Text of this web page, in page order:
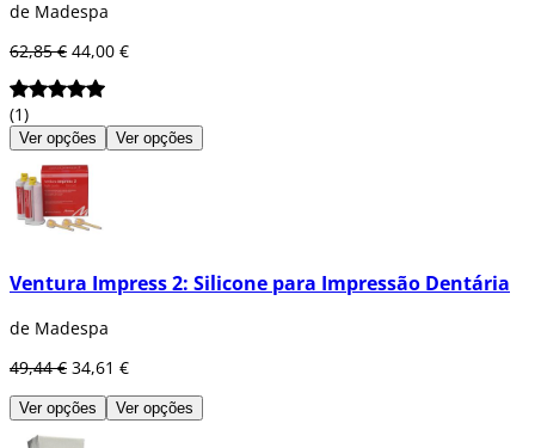
de Madespa
62,85 € 44,00 €
(1)
Ver opções Ver opções
Ventura Impress 2: Silicone para Impressão Dentária
de Madespa
49,44 € 34,61 €
Ver opções Ver opções